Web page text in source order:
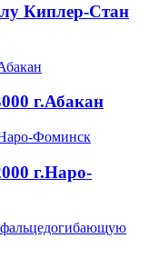
Киплер-Стан
г.Абакан
г.Наро-